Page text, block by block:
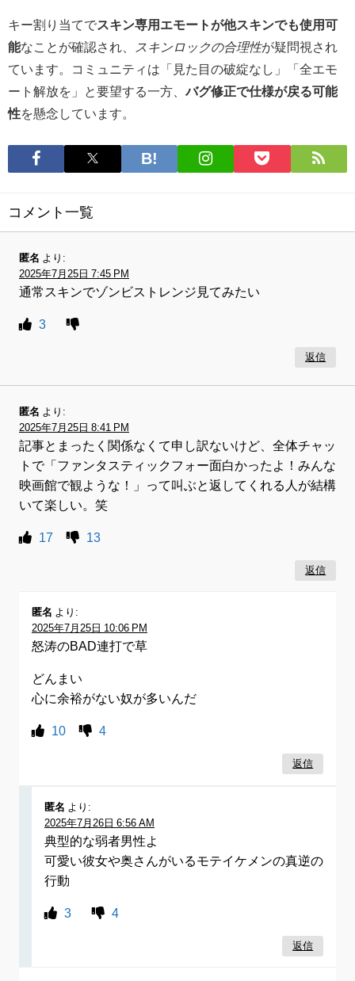
キー割り当てでスキン専用エモートが他スキンでも使用可
能なことが確認され、 スキンロックの合理性が疑問視され
ています。コミュニティは「見た目の破綻なし」「全エモ
ート解放を」と要望する一方、バグ修正で仕様が戻る可能
性を懸念しています。
コメント一覧
匿名 より:
2025年7月25日 7:45 PM
通常スキンでゾンビストレンジ見てみたい
3
返信
匿名 より:
2025年7月25日 8:41 PM
記事とまったく関係なくて申し訳ないけど、全体チャッ
トで「ファンタスティックフォー面白かったよ！みんな
映画館で観ような！」って叫ぶと返してくれる人が結構
いて楽しい。笑
17 13
返信
匿名 より:
2025年7月25日 10:06 PM
怒涛のBAD連打で草
どんまい
心に余裕がない奴が多いんだ
10 4
返信
匿名 より:
2025年7月26日 6:56 AM
典型的な弱者男性よ
可愛い彼女や奥さんがいるモテイケメンの真逆の
行動
3 4
返信